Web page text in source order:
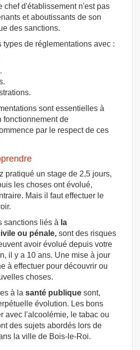
chef d'établissement n'est pas
et aboutissants de son
des sanctions.
types de réglementations avec :
sont essentielles à
fonctionnement de
par le respect de ces
pratiqué un stage de 2,5 jours,
les choses ont évolué,
Mais il faut effectuer le
sanctions liés à la
ou pénale, sont des risques
avoir évolué depuis votre
il y a 10 ans. Une mise à jour
à effectuer pour découvrir ou
choses.
à la santé publique sont,
évolution. Les bons
avec l'alcoolémie, le tabac ou
des sujets abordés lors de
la ville de Bois-le-Roi.